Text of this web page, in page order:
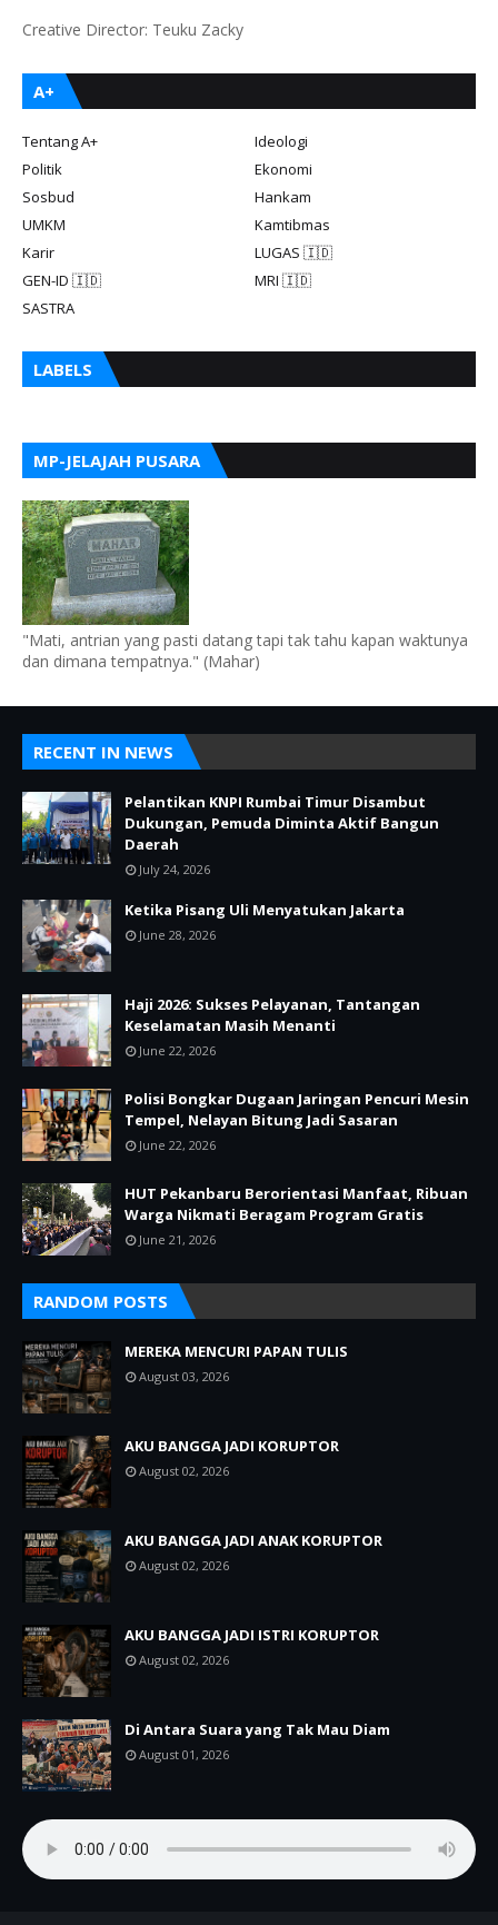
Creative Director: Teuku Zacky
A+
Tentang A+
Ideologi
Politik
Ekonomi
Sosbud
Hankam
UMKM
Kamtibmas
Karir
LUGAS 🇮🇩
GEN-ID 🇮🇩
MRI 🇮🇩
SASTRA
LABELS
MP-JELAJAH PUSARA
"Mati, antrian yang pasti datang tapi tak tahu kapan waktunya
dan dimana tempatnya." (Mahar)
RECENT IN NEWS
Pelantikan KNPI Rumbai Timur Disambut
Dukungan, Pemuda Diminta Aktif Bangun
Daerah
July 24, 2026
Ketika Pisang Uli Menyatukan Jakarta
June 28, 2026
Haji 2026: Sukses Pelayanan, Tantangan
Keselamatan Masih Menanti
June 22, 2026
Polisi Bongkar Dugaan Jaringan Pencuri Mesin
Tempel, Nelayan Bitung Jadi Sasaran
June 22, 2026
HUT Pekanbaru Berorientasi Manfaat, Ribuan
Warga Nikmati Beragam Program Gratis
June 21, 2026
RANDOM POSTS
MEREKA MENCURI PAPAN TULIS
August 03, 2026
AKU BANGGA JADI KORUPTOR
August 02, 2026
AKU BANGGA JADI ANAK KORUPTOR
August 02, 2026
AKU BANGGA JADI ISTRI KORUPTOR
August 02, 2026
Di Antara Suara yang Tak Mau Diam
August 01, 2026